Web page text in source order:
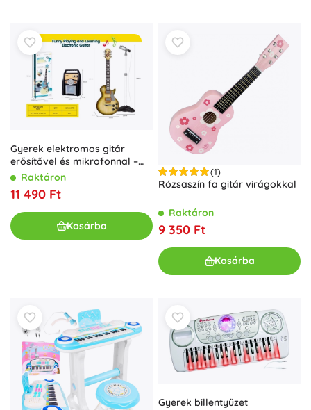
Gyerek elektromos gitár
erősítővel és mikrofonnal –
barna szett
Raktáron
11 490 Ft
Kosárba
(1)
Rózsaszín fa gitár virágokkal
Raktáron
9 350 Ft
Kosárba
Gyerek billentyűzet